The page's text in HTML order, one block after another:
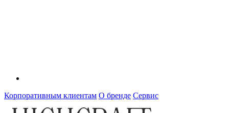
Корпоративным клиентам О бренде Сервис